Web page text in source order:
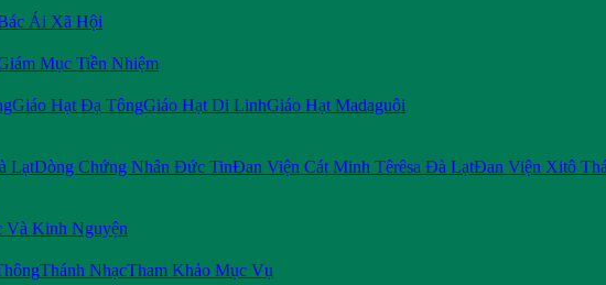
Ái Xã Hội
Mục Tiền Nhiệm
Giáo Hạt Đạ TôngGiáo Hạt Di LinhGiáo Hạt Madaguôi
LạtDòng Chứng Nhân Đức TinĐan Viện Cát Minh Têrêsa Đà LạtĐan Viện Xitô
Và Kinh Nguyện
Thánh NhạcTham Khảo Mục Vụ